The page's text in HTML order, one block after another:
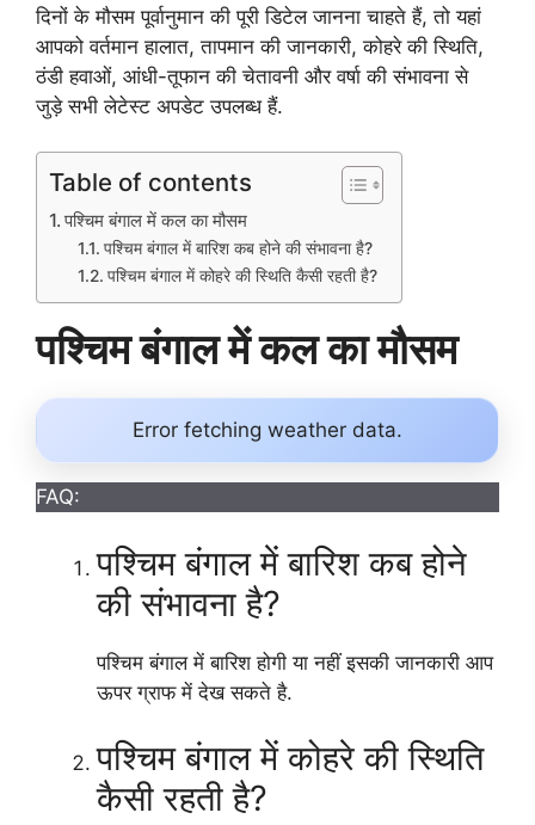
दिनों के मौसम पूर्वानुमान की पूरी डिटेल जानना चाहते हैं, तो यहां
आपको वर्तमान हालात, तापमान की जानकारी, कोहरे की स्थिति,
ठंडी हवाओं, आंधी-तूफान की चेतावनी और वर्षा की संभावना से
जुड़े सभी लेटेस्ट अपडेट उपलब्ध हैं.
Table of contents
पश्चिम बंगाल में कल का मौसम
पश्चिम बंगाल में बारिश कब होने की संभावना है?
पश्चिम बंगाल में कोहरे की स्थिति कैसी रहती है?
पश्चिम बंगाल में कल का मौसम
Error fetching weather data.
FAQ:
पश्चिम बंगाल में बारिश कब होने
की संभावना है?
पश्चिम बंगाल में बारिश होगी या नहीं इसकी जानकारी आप
ऊपर ग्राफ में देख सकते है.
पश्चिम बंगाल में कोहरे की स्थिति
कैसी रहती है?